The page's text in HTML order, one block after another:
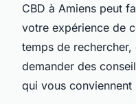
CBD à Amiens peut
votre expérience de
temps de
demander des
qui vous conviennent